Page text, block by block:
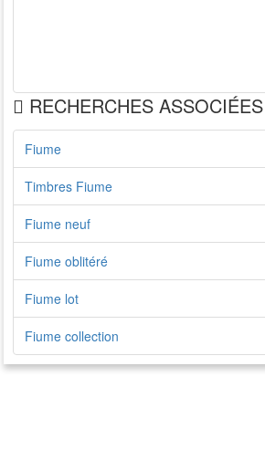
RECHERCHES ASSOCIÉES
Fiume
Timbres Fiume
Fiume neuf
Fiume oblitéré
Fiume lot
Fiume collection